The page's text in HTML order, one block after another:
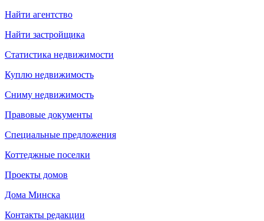
Найти агентство
Найти застройщика
Статистика недвижимости
Куплю недвижимость
Сниму недвижимость
Правовые документы
Специальные предложения
Коттеджные поселки
Проекты домов
Дома Минска
Контакты редакции